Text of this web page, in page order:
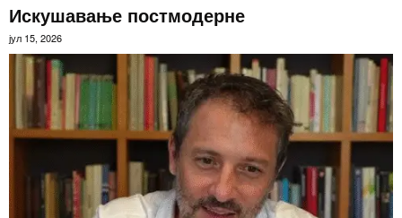
Искушавање постмодерне
јул 15, 2026